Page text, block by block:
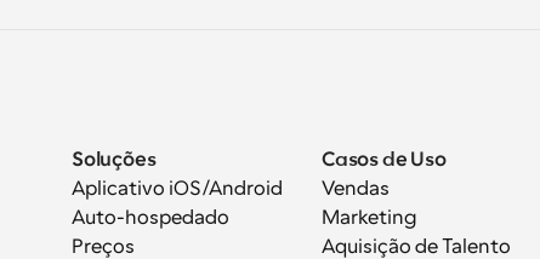
Soluções
Aplicativo iOS/Android
Auto-hospedado
Preços
Casos de Uso
Vendas
Marketing
Aquisição de Talento